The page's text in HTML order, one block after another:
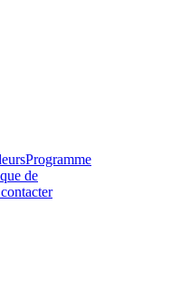
Programme
de